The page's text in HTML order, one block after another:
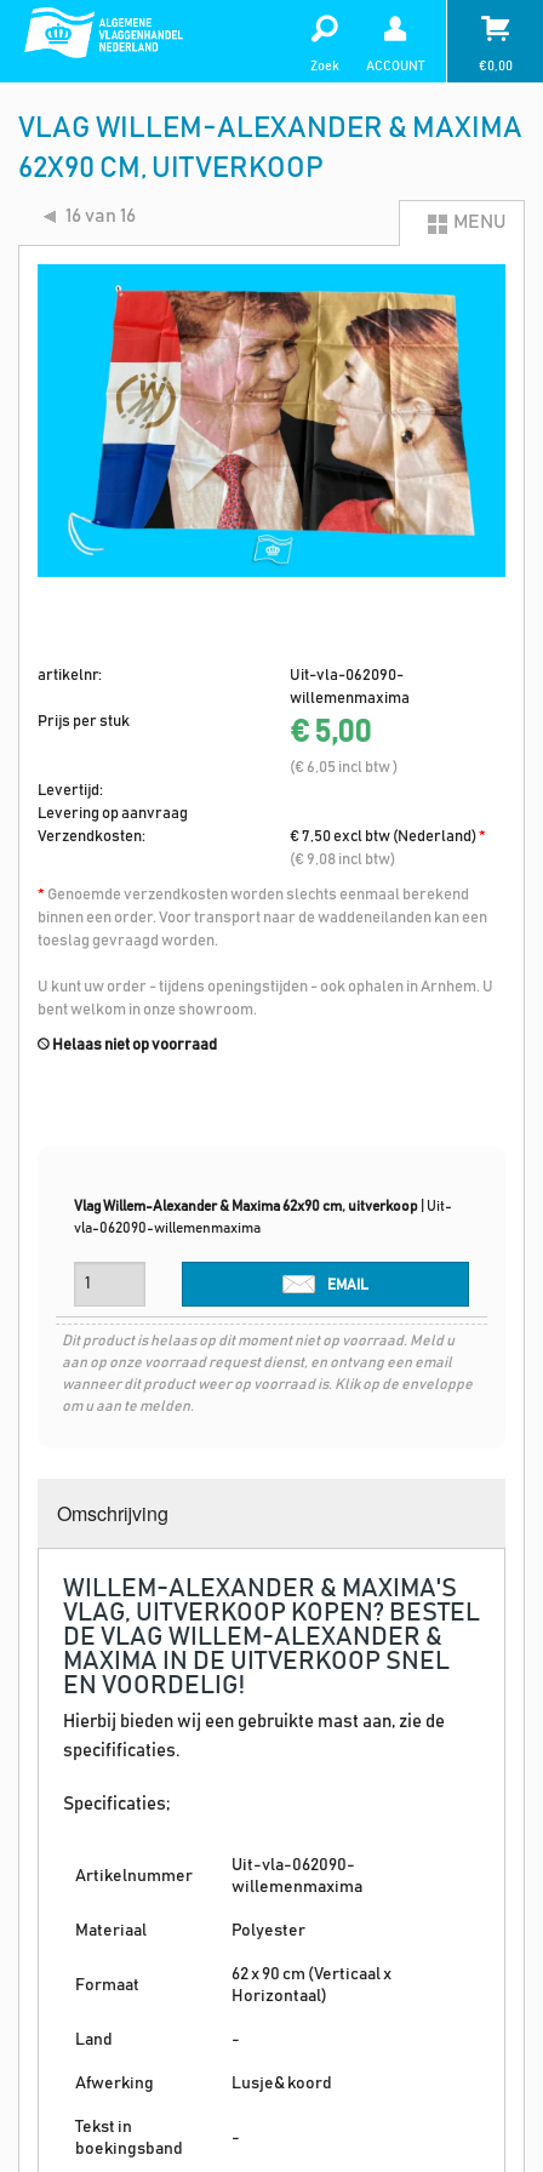
Zoek ACCOUNT €0,00
VLAG WILLEM-ALEXANDER & MAXIMA
62X90 CM, UITVERKOOP
16 van 16 MENU
artikelnr:
Uit-vla-062090-
willemenmaxima
Prijs per stuk
€ 5,00
(€ 6,05 incl btw )
Levertijd:
Levering op aanvraag
Verzendkosten:
€ 7,50 excl btw (Nederland)*
(€ 9,08 incl btw)
* Genoemde verzendkosten worden slechts eenmaal berekend
binnen een order. Voor transport naar de waddeneilanden kan een
toeslag gevraagd worden.
U kunt uw order - tijdens openingstijden - ook ophalen in Arnhem. U
bent welkom in onze showroom.
Helaas niet op voorraad
Vlag Willem-Alexander & Maxima 62x90 cm, uitverkoop
Uit-
vla-062090-willemenmaxima
EMAIL
Dit product is helaas op dit moment niet op voorraad. Meld u
aan op onze voorraad request dienst, en ontvang een email
wanneer dit product weer op voorraad is. Klik op de enveloppe
om u aan te melden.
Omschrijving
WILLEM-ALEXANDER & MAXIMA'S
VLAG, UITVERKOOP KOPEN? BESTEL
DE VLAG WILLEM-ALEXANDER &
MAXIMA IN DE UITVERKOOP SNEL
EN VOORDELIG!
Hierbij bieden wij een gebruikte mast aan, zie de
specifificaties.
Specificaties;
Artikelnummer
Uit-vla-062090-
willemenmaxima
Materiaal Polyester
Formaat
62 x 90 cm (Verticaal x
Horizontaal)
Land -
Afwerking Lusje& koord
Tekst in
boekingsband
-